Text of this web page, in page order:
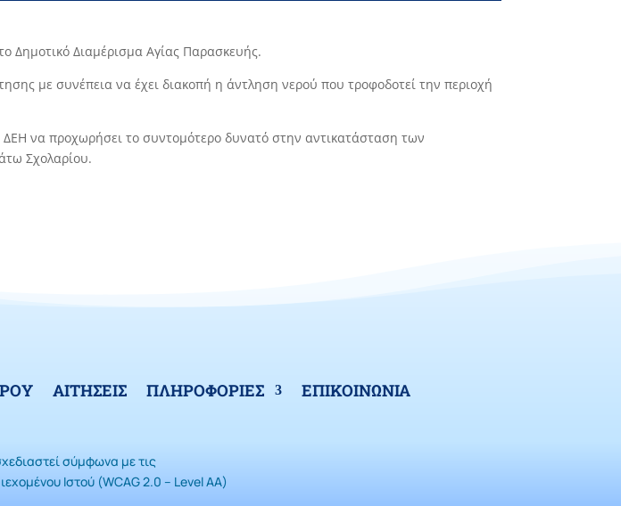
Δημοτικό Διαμέρισμα Αγίας Παρασκευής.
με συνέπεια να έχει διακοπή η άντληση νερού που τροφοδοτεί την περιοχή
ΔΕΗ να προχωρήσει το συντομότερο δυνατό στην αντικατάσταση των
Σχολαρίου.
ΑΙΤΗΣΕΙΣ ΠΛΗΡΟΦΟΡΙΕΣ ΕΠΙΚΟΙΝΩΝΙΑ
σύμφωνα με τις
Ιστού (WCAG 2.0 – Level AA)